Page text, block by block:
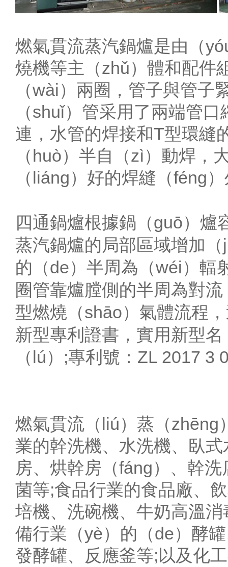
燃氣貫流蒸汽鍋爐是由（
燒機等主（zhǔ）體和配件
（wài）兩圈，管子與管
（shuǐ）管采用了兩端管
連，水管的焊接和T型環縫
（huò）半自（zì）動焊，
（liáng）好的焊縫（féng
四通鍋爐根據鍋（guō）爐
蒸汽鍋爐的局部區域增加
的（de）半周為（wéi）輻
圈管靠爐膛側的半周為對
型燃燒（shāo）氣體流程
新型專利證書，實用新型
（lú）;專利號：ZL 2017 3
燃氣貫流（liú）蒸（zhēng
業的幹洗機、水洗機、臥
房、烘幹房（fáng）、幹
菌等;食品行業的食品廠、
培機、洗碗機、牛奶高溫
備行業（yè）的（de）酵
發酵罐、反應釜等;以及化